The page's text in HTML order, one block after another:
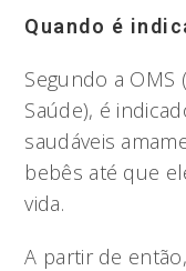
Quando é
Segundo a OMS
Saúde), é
saudáveis
bebês até que
vida.
A partir de